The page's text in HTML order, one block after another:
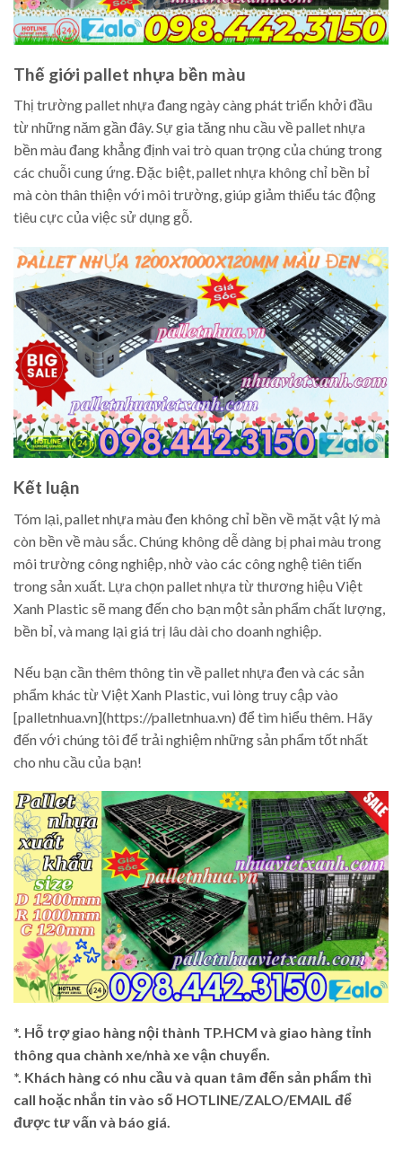
Thế giới pallet nhựa bền màu
Thị trường pallet nhựa đang ngày càng phát triển khởi đầu
từ những năm gần đây. Sự gia tăng nhu cầu về pallet nhựa
bền màu đang khẳng định vai trò quan trọng của chúng trong
các chuỗi cung ứng. Đặc biệt, pallet nhựa không chỉ bền bỉ
mà còn thân thiện với môi trường, giúp giảm thiểu tác động
tiêu cực của việc sử dụng gỗ.
Kết luận
Tóm lại, pallet nhựa màu đen không chỉ bền về mặt vật lý mà
còn bền về màu sắc. Chúng không dễ dàng bị phai màu trong
môi trường công nghiệp, nhờ vào các công nghệ tiên tiến
trong sản xuất. Lựa chọn pallet nhựa từ thương hiệu Việt
Xanh Plastic sẽ mang đến cho bạn một sản phẩm chất lượng,
bền bỉ, và mang lại giá trị lâu dài cho doanh nghiệp.
Nếu bạn cần thêm thông tin về pallet nhựa đen và các sản
phẩm khác từ Việt Xanh Plastic, vui lòng truy cập vào
[palletnhua.vn](https://palletnhua.vn) để tìm hiểu thêm. Hãy
đến với chúng tôi để trải nghiệm những sản phẩm tốt nhất
cho nhu cầu của bạn!
*. Hỗ trợ giao hàng nội thành TP.HCM và giao hàng tỉnh
thông qua chành xe/nhà xe vận chuyển.
*. Khách hàng có nhu cầu và quan tâm đến sản phẩm thì
call hoặc nhắn tin vào số HOTLINE/ZALO/EMAIL để
được tư vấn và báo giá.